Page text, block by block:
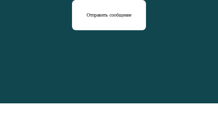
Отправить сообщение